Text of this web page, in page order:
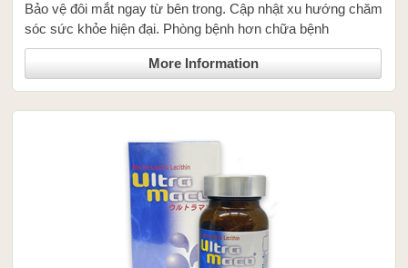
Bảo vệ đôi mắt ngay từ bên trong. Cập nhật xu hướng chăm
sóc sức khỏe hiện đại. Phòng bệnh hơn chữa bệnh
More Information